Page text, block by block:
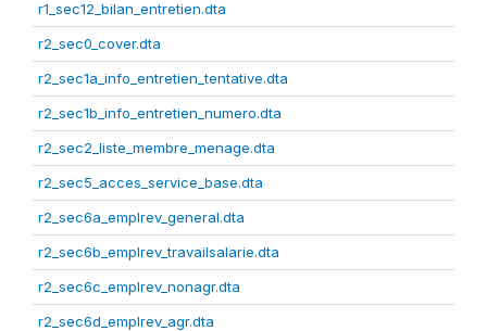
r1_sec12_bilan_entretien.dta
r2_sec0_cover.dta
r2_sec1a_info_entretien_tentative.dta
r2_sec1b_info_entretien_numero.dta
r2_sec2_liste_membre_menage.dta
r2_sec5_acces_service_base.dta
r2_sec6a_emplrev_general.dta
r2_sec6b_emplrev_travailsalarie.dta
r2_sec6c_emplrev_nonagr.dta
r2_sec6d_emplrev_agr.dta